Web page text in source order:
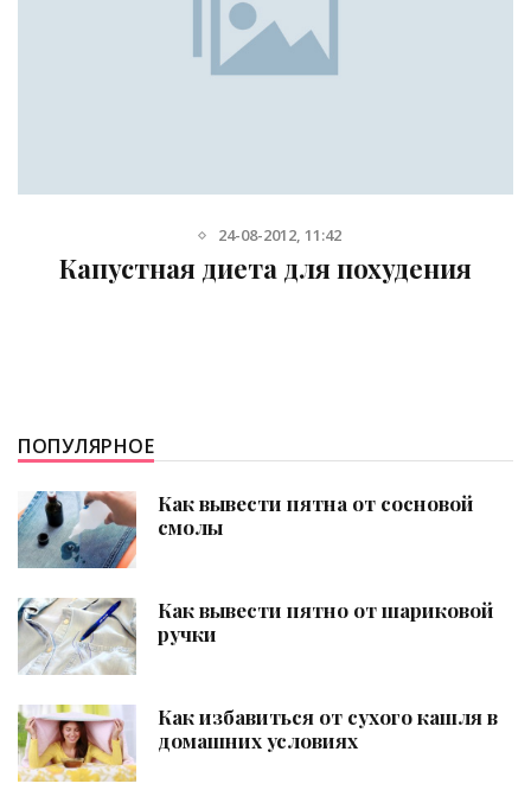
24-08-2012, 11:42
Капустная диета для похудения
ПОПУЛЯРНОЕ
Как вывести пятна от сосновой
смолы
Как вывести пятно от шариковой
ручки
Как избавиться от сухого кашля в
домашних условиях